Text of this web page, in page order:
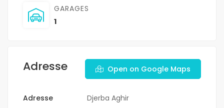
GARAGES
1
Adresse Open on Google Maps
Adresse
Djerba Aghir